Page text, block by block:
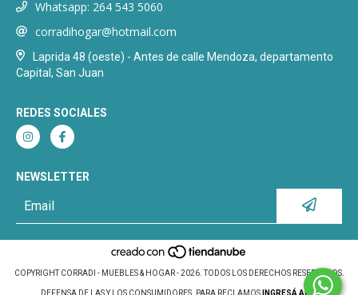
Whatsapp: 264 543 5060
corradihogar@hotmail.com
Laprida 48 (oeste) - Antes de calle Mendoza, departamento
Capital, San Juan
REDES SOCIALES
NEWSLETTER
COPYRIGHT CORRADI - MUEBLES & HOGAR - 2026. TODOS LOS DERECHOS RESERVADOS.
DEFENSA DE LAS Y LOS CONSUMIDORES. PARA RECLAMOS INGRESÁ ACÁ.